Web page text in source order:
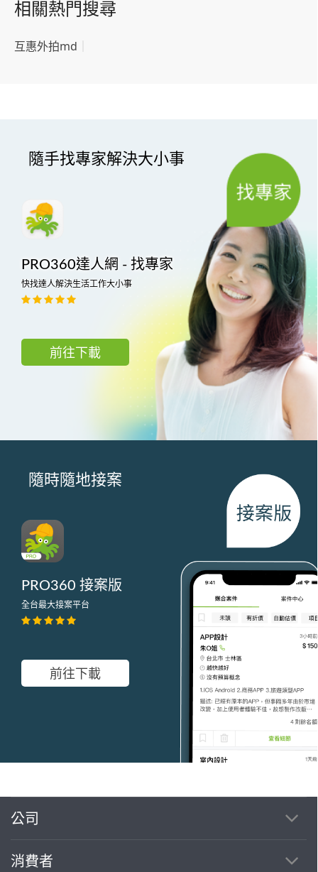
相關熱門搜尋
互惠外拍md
隨手找專家解決大小事
PRO360達人網 - 找專家
快找達人解決生活工作大小事
前往下載
隨時隨地接案
PRO360 接案版
全台最大接案平台
前往下載
公司
消費者
繼續完成